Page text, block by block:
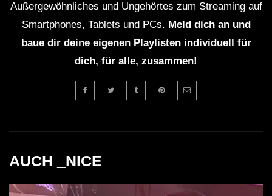
Außergewöhnliches und Ungehörtes zum Streaming auf
Smartphones, Tablets und PCs. Meld dich an und
baue dir deine eigenen Playlisten individuell für
dich, für alle, zusammen!
AUCH _NICE